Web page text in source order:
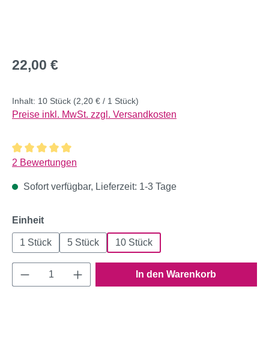
Regulärer Preis:
22,00 €
Inhalt: 10 Stück (2,20 € / 1 Stück)
Preise inkl. MwSt. zzgl. Versandkosten
Durchschnittliche Bewertung von 5 von 5 Sternen
2 Bewertungen
Sofort verfügbar, Lieferzeit: 1-3 Tage
Einheitauswählen
1 Stück 5 Stück 10 Stück
Produkt Anzahl: Gib den gewünschten
In den Warenkorb